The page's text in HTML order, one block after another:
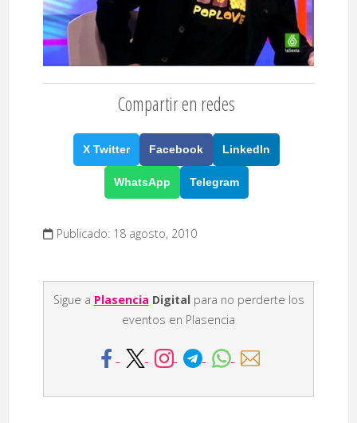
Compartir en redes
X Twitter Facebook LinkedIn
WhatsApp Telegram
Publicado: 18 agosto, 2010
Sigue a Plasencia Digitalpara no perderte los
eventos en Plasencia